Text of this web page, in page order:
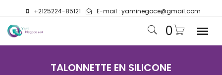
+2125224-85121 E-mail : yaminegoce@gmail.com
0
TALONNETTE EN SILICONE